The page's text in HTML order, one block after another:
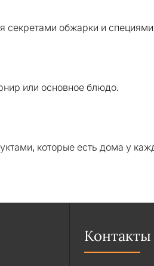
секретами обжарки и
или основное блюдо.
которые есть дома у
Контакты